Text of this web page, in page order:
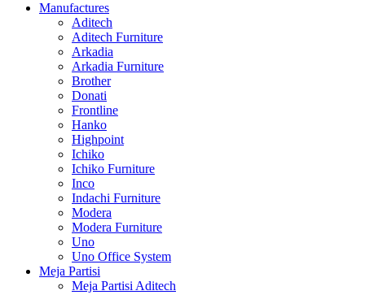
Manufactures
Aditech
Aditech Furniture
Arkadia
Arkadia Furniture
Brother
Donati
Frontline
Hanko
Highpoint
Ichiko
Ichiko Furniture
Inco
Indachi Furniture
Modera
Modera Furniture
Uno
Uno Office System
Meja Partisi
Meja Partisi Aditech